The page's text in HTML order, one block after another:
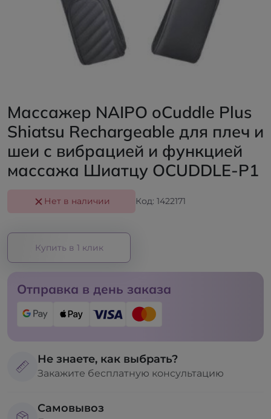
Массажер NAIPO oCuddle Plus
Shiatsu Rechargeable для плеч и
шеи с вибрацией и функцией
массажа Шиатцу OCUDDLE-P1
Нет в наличии Код: 1422171
Купить в 1 клик
Отправка в день заказа
Не знаете, как выбрать?
Закажите бесплатную консультацию
Самовывоз